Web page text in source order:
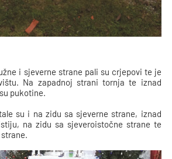
i sjeverne strane pali su crjepovi te je
Na zapadnoj strani tornja te iznad
pukotine.
su i na zidu sa sjeverne strane, iznad
na zidu sa sjeveroistočne strane te